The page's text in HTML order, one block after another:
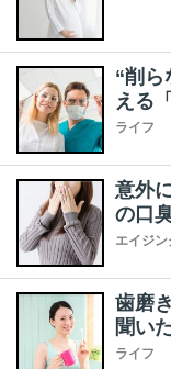
“削ら
える
ライフ
意外
の口
エイジ
歯磨
聞い
ライフ